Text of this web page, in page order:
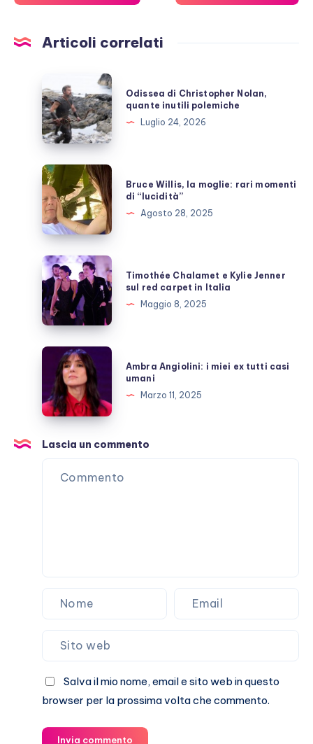
Articoli correlati
di
Christopher
Nolan,
quante
inutili
polemiche
Odissea di Christopher Nolan,
quante inutili polemiche
Luglio 24, 2026
Bruce
Willis,
la
moglie:
rari
momenti
di
“lucidità”
Bruce Willis, la moglie: rari momenti
di “lucidità”
Agosto 28, 2025
Timothée
Chalamet
e
Kylie
Jenner
sul
carpet
in
Italia
Timothée Chalamet e Kylie Jenner
sul red carpet in Italia
Maggio 8, 2025
Ambra
Angiolini:
miei
ex
tutti
casi
umani
Ambra Angiolini: i miei ex tutti casi
umani
Marzo 11, 2025
Lascia un commento
Salva il mio nome, email e sito web in questo
browser per la prossima volta che commento.
Invia commento